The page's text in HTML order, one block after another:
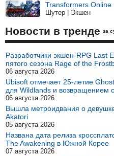
Transformers Online
Шутер | Экшен
Новости в тренде за
Разработчики экшен-RPG Last
пятого сезона Rage of the
06 августа 2026
Ubisoft отмечает 25-летие
для Wildlands и возвращением
06 августа 2026
Вышла метроидвания о
Akatori
05 августа 2026
Названа дата релиза
The Awakening в Южной Корее
07 августа 2026